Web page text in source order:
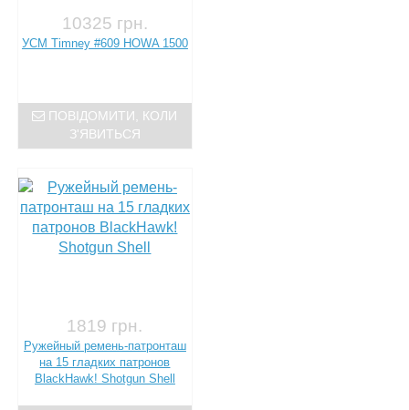
10325 грн.
УСМ Timney #609 HOWA 1500
ПОВІДОМИТИ, КОЛИ
З'ЯВИТЬСЯ
1819 грн.
Ружейный ремень-патронташ
на 15 гладких патронов
BlackHawk! Shotgun Shell